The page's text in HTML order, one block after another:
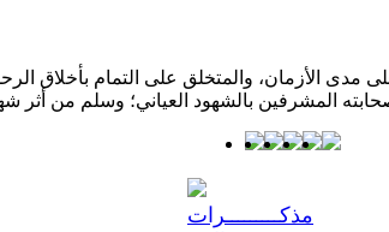
الأزمان، والمتخلق على التمام بأخلاق
مذكـــــــــرات